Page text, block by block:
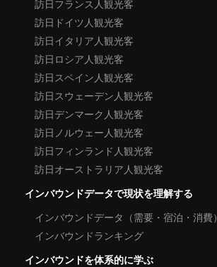
訪日フランス人観光客
訪日ドイツ人観光客
訪日イタリア人観光客
訪日ロシア人観光客
訪日スペイン人観光客
訪日スウェーデン人観光客
訪日デンマーク人観光客
訪日ノルウェー人観光客
訪日フィンランド人観光客
訪日オーストラリア人観光客
インバウンドデータで現状を理解する
インバウンドデータ（需要・宿泊・消費）
インバウンドランキング
インバウンドを体系的に学ぶ